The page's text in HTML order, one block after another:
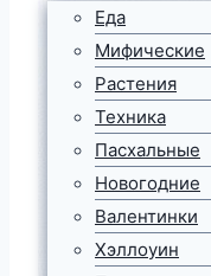
Еда
Мифические
Растения
Техника
Пасхальные
Новогодние
Валентинки
Хэллоуин